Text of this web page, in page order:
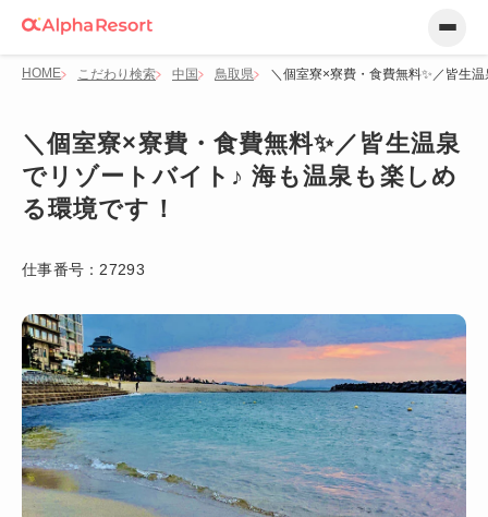
HOME こだわり検索 中国 鳥取県 ＼個室寮×寮費・食費無料✨／皆生
＼個室寮×寮費・食費無料✨／皆生温泉
でリゾートバイト♪ 海も温泉も楽しめ
る環境です！
仕事番号： 27293